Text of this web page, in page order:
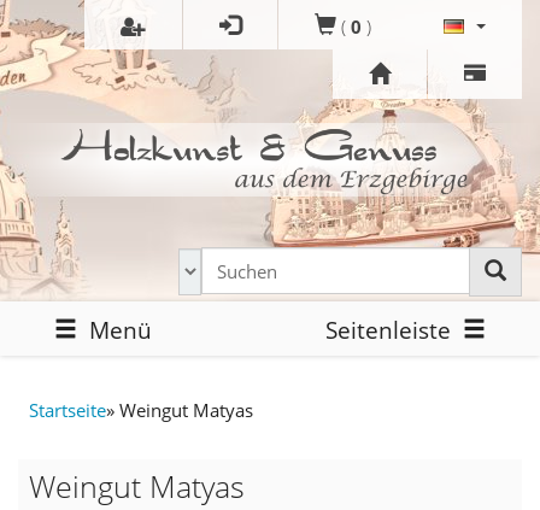
( 0 )
Menü Seitenleiste
Startseite» Weingut Matyas
Weingut Matyas